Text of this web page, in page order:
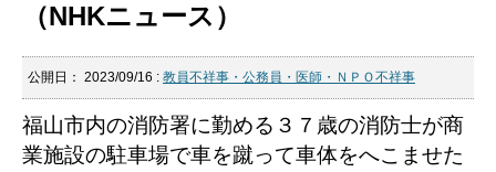
（NHKニュース）
公開日： 2023/09/16 : 教員不祥事・公務員・医師・ＮＰＯ不祥事
福山市内の消防署に勤める３７歳の消防士が商
業施設の駐車場で車を蹴って車体をへこませた